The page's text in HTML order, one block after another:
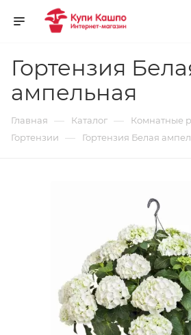
Гортензия
ампельная
Главная — Каталог — Комнатные
Гортензии — Гортензия Белая